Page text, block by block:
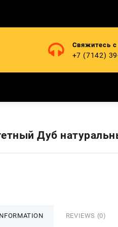
Свяжитесь
+7 (7142)
Дуб
REVIEWS (0)